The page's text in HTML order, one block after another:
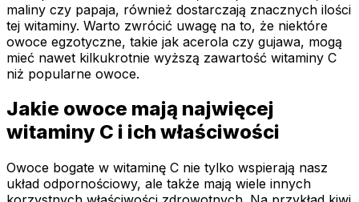
maliny czy papaja, również dostarczają znacznych ilości
tej witaminy. Warto zwrócić uwagę na to, że niektóre
owoce egzotyczne, takie jak acerola czy gujawa, mogą
mieć nawet kilkukrotnie wyższą zawartość witaminy C
niż popularne owoce.
Jakie owoce mają najwięcej
witaminy C i ich właściwości
Owoce bogate w witaminę C nie tylko wspierają nasz
układ odpornościowy, ale także mają wiele innych